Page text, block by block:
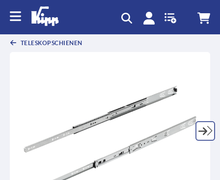
TELESKOPSCHIENEN